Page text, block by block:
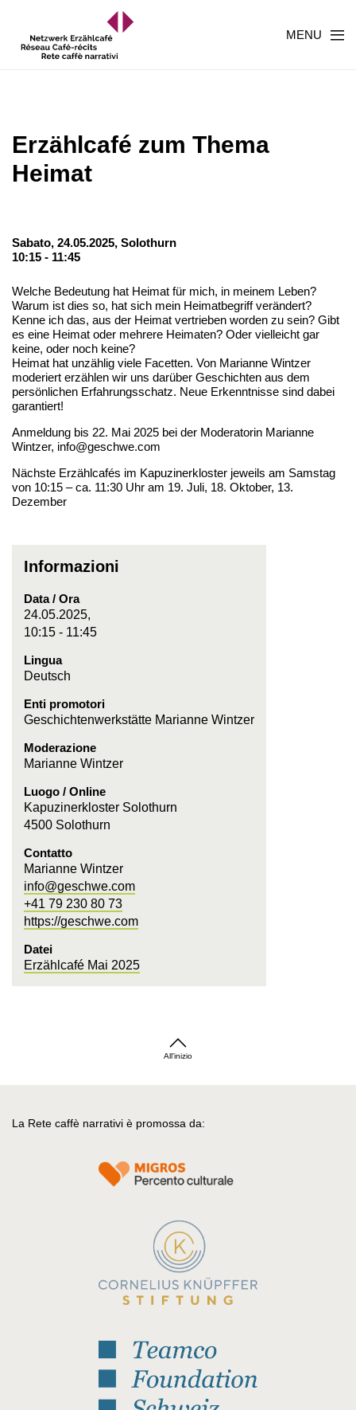
MENU
Erzählcafé zum Thema
Heimat
Sabato, 24.05.2025, Solothurn
10:15 - 11:45
Welche Bedeutung hat Heimat für mich, in meinem Leben?
Warum ist dies so, hat sich mein Heimatbegriff verändert?
Kenne ich das, aus der Heimat vertrieben worden zu sein? Gibt
es eine Heimat oder mehrere Heimaten? Oder vielleicht gar
keine, oder noch keine?
Heimat hat unzählig viele Facetten. Von Marianne Wintzer
moderiert erzählen wir uns darüber Geschichten aus dem
persönlichen Erfahrungsschatz. Neue Erkenntnisse sind dabei
garantiert!
Anmeldung bis 22. Mai 2025 bei der Moderatorin Marianne
Wintzer, info@geschwe.com
Nächste Erzählcafés im Kapuzinerkloster jeweils am Samstag
von 10:15 – ca. 11:30 Uhr am 19. Juli, 18. Oktober, 13.
Dezember
Informazioni
Data / Ora
24.05.2025,
10:15 - 11:45
Lingua
Deutsch
Enti promotori
Geschichtenwerkstätte Marianne Wintzer
Moderazione
Marianne Wintzer
Luogo / Online
Kapuzinerkloster Solothurn
4500 Solothurn
Contatto
Marianne Wintzer
info@geschwe.com
+41 79 230 80 73
https://geschwe.com
Datei
Erzählcafé Mai 2025
All'inizio
La Rete caffè narrativi è promossa da: